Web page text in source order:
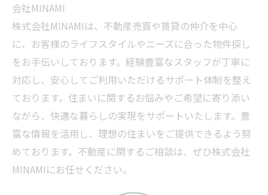
会社MINAMI
株式会社MINAMIは、不動産売買や賃貸の仲介を中心
に、お客様のライフスタイルやニーズに合った物件探し
をお手伝いしております。経験豊富なスタッフが丁寧に
対応し、安心してご利用いただけるサポート体制を整え
ております。住まいに関するお悩みやご希望に寄り添い
ながら、快適な暮らしの実現をサポートいたします。豊
富な情報を活用し、理想の住まいをご提供できるよう努
めております。不動産に関するご相談は、ぜひ株式会社
MINAMIにお任せください。